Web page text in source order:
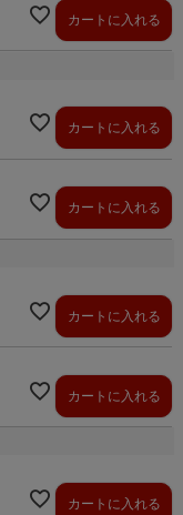
カートに入れる
カートに入れる
カートに入れる
カートに入れる
カートに入れる
カートに入れる